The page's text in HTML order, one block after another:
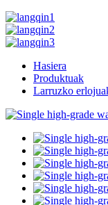
Hasiera
Produktuak
Larruzko